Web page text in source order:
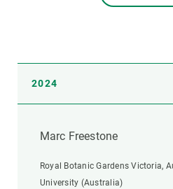
2024
Marc Freestone
Royal Botanic Gardens Victoria,
University (Australia)